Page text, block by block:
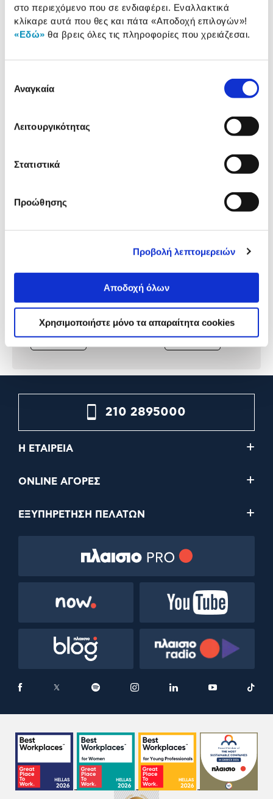
στο περιεχόμενο που σε ενδιαφέρει. Εναλλακτικά
κλίκαρε αυτά που θες και πάτα «Αποδοχή επιλογών»!
«Εδώ» θα βρεις όλες τις πληροφορίες που χρειάζεσαι.
συγκατάθεσης
Αναγκαία
Λειτουργικότητας
Στατιστικά
Προώθησης
Προβολή λεπτομερειών
Αποδοχή όλων
Χρησιμοποιήστε μόνο τα απαραίτητα cookies
Προδιαγραφές
προϊόντος
Χαρακτηριστικά
Αξιολογήσεις
Δες τι κλίκαραν όσοι είδαν το ίδιο
προϊόν με εσένα!
28,00€
Προσθήκη
28,00€
Προσθήκη
210 2895000
Η ΕΤΑΙΡΕΙΑ
ONLINE ΑΓΟΡΕΣ
ΕΞΥΠΗΡΕΤΗΣΗ ΠΕΛΑΤΩΝ